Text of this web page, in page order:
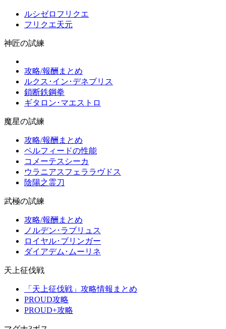
ルシゼロフリクエ
フリクエ天元
神匠の試練
攻略/報酬まとめ
ルクス･イン･デネブリス
鎖断鉄鋼拳
ギタロン･マエストロ
魔星の試練
攻略/報酬まとめ
ペルフィードの性能
コメーテスシーカ
ウラニアスフェララヴドス
陰陽之霊刀
武極の試練
攻略/報酬まとめ
ノルデン･ラブリュス
ロイヤル･ブリンガー
ダイアデム･ムーリネ
天上征伐戦
「天上征伐戦」攻略情報まとめ
PROUD攻略
PROUD+攻略